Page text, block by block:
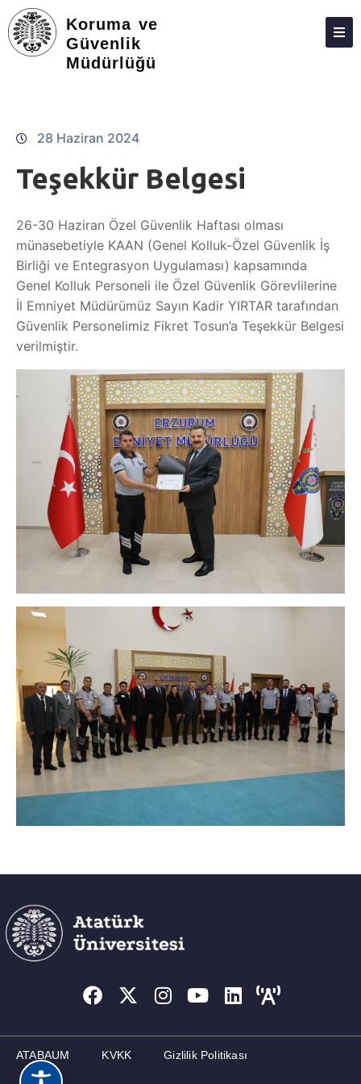
Koruma ve
Güvenlik
Müdürlüğü
HAKKIMIZDA
PERSONEL
İLETIŞIM
28 Haziran 2024
Teşekkür Belgesi
26-30 Haziran Özel Güvenlik Haftası olması
münasebetiyle KAAN (Genel Kolluk-Özel Güvenlik İş
Birliği ve Entegrasyon Uygulaması) kapsamında
Genel Kolluk Personeli ile Özel Güvenlik Görevlilerine
İl Emniyet Müdürümüz Sayın Kadir YIRTAR tarafından
Güvenlik Personelimiz Fikret Tosun’a Teşekkür Belgesi
verilmiştir.
ATABAUM KVKK Gizlilik Politikası